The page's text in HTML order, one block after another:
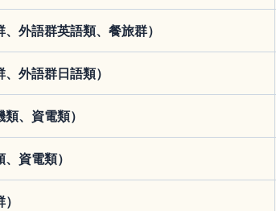
外語群英語類、餐旅群）
外語群日語類）
、資電類）
資電類）